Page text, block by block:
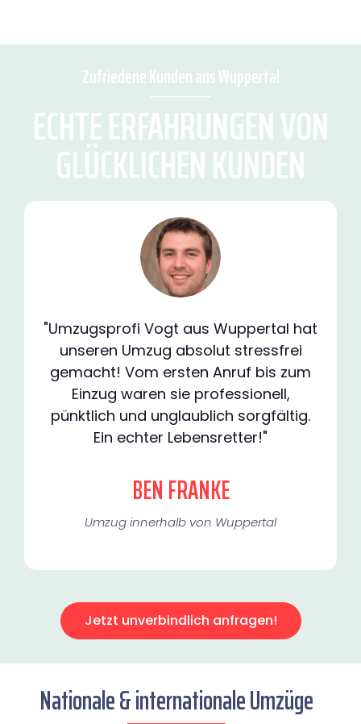
Zufriedene Kunden aus Wuppertal
ECHTE ERFAHRUNGEN VON
GLÜCKLICHEN KUNDEN
"Umzugsprofi Vogt aus Wuppertal hat
unseren Umzug absolut stressfrei
gemacht! Vom ersten Anruf bis zum
Einzug waren sie professionell,
pünktlich und unglaublich sorgfältig.
Ein echter Lebensretter!"
BEN FRANKE
Umzug innerhalb von Wuppertal​
Jetzt unverbindlich anfragen!
Nationale & internationale Umzüge